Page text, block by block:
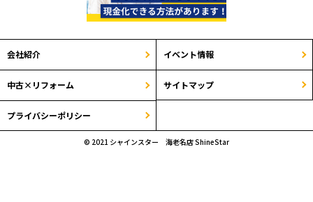
会社紹介 イベント情報
中古×リフォーム サイトマップ
プライバシーポリシー
© 2021 シャインスター 海老名店 ShineStar